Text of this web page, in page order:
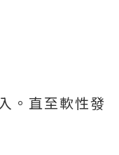
。直至軟性發